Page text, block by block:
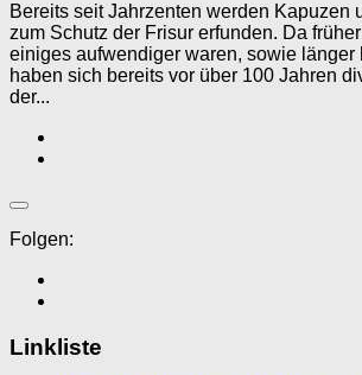
Bereits seit Jahrzenten werden Kapuzen
zum Schutz der Frisur erfunden. Da
einiges aufwendiger waren, sowie länger
haben sich bereits vor über 100 Jahren
der...
Folgen:
Linkliste